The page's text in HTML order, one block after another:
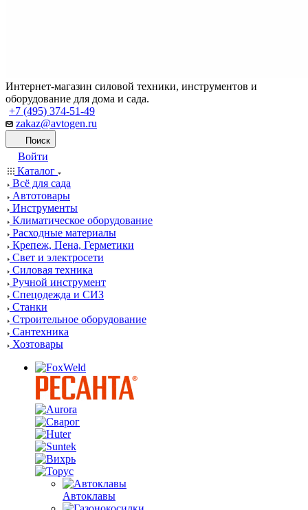
Интернет-магазин силовой техники, инструментов и
оборудование для дома и сада.
+7 (495) 374-51-49
zakaz@avtogen.ru
Поиск
Войти
Каталог
Всё для сада
Автотовары
Инструменты
Климатическое оборудование
Расходные материалы
Крепеж, Пена, Герметики
Свет и электросети
Силовая техника
Ручной инструмент
Спецодежда и СИЗ
Станки
Строительное оборудование
Сантехника
Хозтовары
Автоклавы